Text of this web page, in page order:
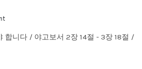
합니다 / 야고보서 2장 14절 - 3장 18절 /